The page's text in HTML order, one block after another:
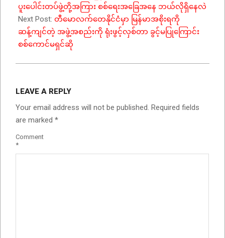
ပူးပေါင်းတပ်ဖွဲ့တို့အကြား စစ်ရေးအခြေအနေ ဘယ်လိုရှိနေလဲ
Next Post: တီမောလက်တေနိုင်ငံမှာ မြန်မာအစိုးရကို
ဆန့်ကျင်တဲ့ အဖွဲ့အစည်းကို ရုံးဖွင့်လှစ်တာ ခွင့်မပြုကြောင်း
စစ်ကောင်မရှင်ဆို
LEAVE A REPLY
Your email address will not be published. Required fields
are marked *
Comment
*